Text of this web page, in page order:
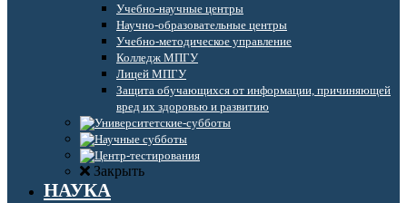
Учебно-научные центры
Научно-образовательные центры
Учебно-методическое управление
Колледж МПГУ
Лицей МПГУ
Защита обучающихся от информации, причиняющей
вред их здоровью и развитию
Закрыть
НАУКА